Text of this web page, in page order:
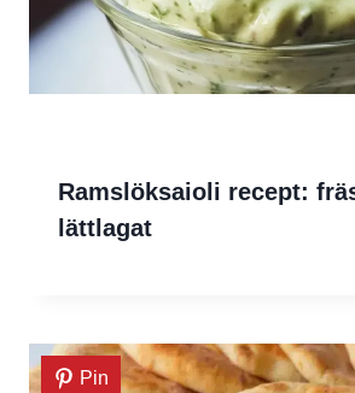
Ramslöksaioli recept:
lättlagat
Pin